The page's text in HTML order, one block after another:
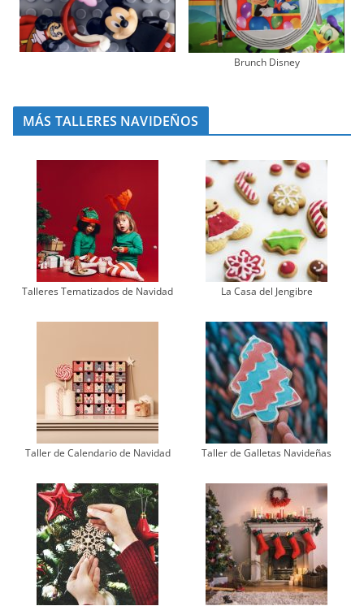
Brunch Disney
MÁS TALLERES NAVIDEÑOS
Talleres Tematizados de Navidad La Casa del Jengibre
Taller de Calendario de Navidad Taller de Galletas Navideñas